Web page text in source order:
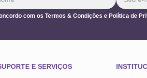
com os Termos & Condições e Política de
E SERVIÇOS